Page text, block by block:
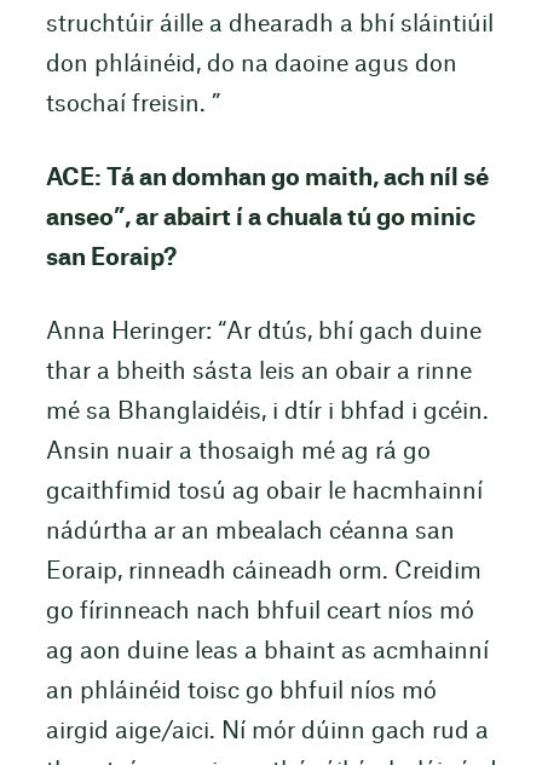
struchtúir áille a dhearadh a bhí sláintiúil
don phláinéid, do na daoine agus don
tsochaí freisin. ”
ACE: Tá an domhan go maith, ach níl sé
anseo”, ar abairt í a chuala tú go minic
san Eoraip?
Anna Heringer: “Ar dtús, bhí gach duine
thar a bheith sásta leis an obair a rinne
mé sa Bhanglaidéis, i dtír i bhfad i gcéin.
Ansin nuair a thosaigh mé ag rá go
gcaithfimid tosú ag obair le hacmhainní
nádúrtha ar an mbealach céanna san
Eoraip, rinneadh cáineadh orm. Creidim
go fírinneach nach bhfuil ceart níos mó
ag aon duine leas a bhaint as acmhainní
an phláinéid toisc go bhfuil níos mó
airgid aige/aici. Ní mór dúinn gach rud a